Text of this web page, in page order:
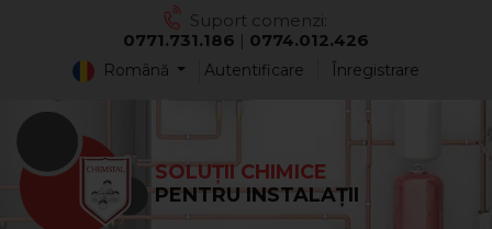
Suport comenzi:
0771.731.186 | 0774.012.426
Română Autentificare Înregistrare
SOLUȚII CHIMICE
PENTRU INSTALAȚII